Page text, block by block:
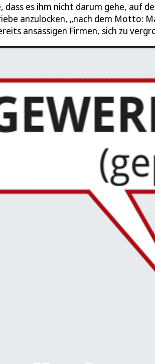
es ihm nicht darum gehe, auf
anzulocken, „nach dem Motto:
ansässigen Firmen, sich zu